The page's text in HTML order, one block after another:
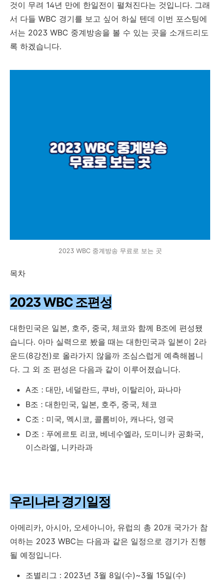
것이 무려 14년 만에 한일전이 펼쳐진다는 것입니다. 그래
서 다들 WBC 경기를 보고 싶어 하실 텐데 이번 포스팅에
서는 2023 WBC 중계방송을 볼 수 있는 곳을 소개드리도
록 하겠습니다.
2023 WBC 중계방송 무료로 보는 곳
목차
2023 WBC 조편성
대한민국은 일본, 호주, 중국, 체코와 함께 B조에 편성됐
습니다. 아마 실력으로 봤을 때는 대한민국과 일본이 2라
운드(8강전)로 올라가지 않을까 조심스럽게 예측해봅니
다. 그 외 조 편성은 다음과 같이 이루어졌습니다.
A조 : 대만, 네덜란드, 쿠바, 이탈리아, 파나마
B조 : 대한민국, 일본, 호주, 중국, 체코
C조 : 미국, 멕시코, 콜롬비아, 캐나다, 영국
D조 : 푸에르토 리코, 베네수엘라, 도미니카 공화국,
이스라엘, 니카라과
우리나라 경기일정
아메리카, 아시아, 오세아니아, 유럽의 총 20개 국가가 참
여하는 2023 WBC는 다음과 같은 일정으로 경기가 진행
될 예정입니다.
조별리그 : 2023년 3월 8일(수)~3월 15일(수)